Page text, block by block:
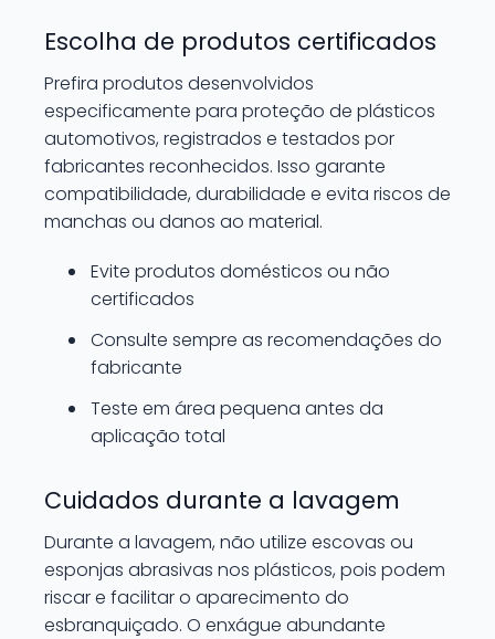
Escolha de produtos certificados
Prefira produtos desenvolvidos
especificamente para proteção de plásticos
automotivos, registrados e testados por
fabricantes reconhecidos. Isso garante
compatibilidade, durabilidade e evita riscos de
manchas ou danos ao material.
Evite produtos domésticos ou não
certificados
Consulte sempre as recomendações do
fabricante
Teste em área pequena antes da
aplicação total
Cuidados durante a lavagem
Durante a lavagem, não utilize escovas ou
esponjas abrasivas nos plásticos, pois podem
riscar e facilitar o aparecimento do
esbranquiçado. O enxágue abundante